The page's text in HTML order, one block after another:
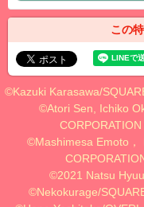
この
©Kazuki Karasawa/
©Atori Sen, Ichiko
©Mashimesa Emoto，
©2021 Natsu
©Nekokurage/